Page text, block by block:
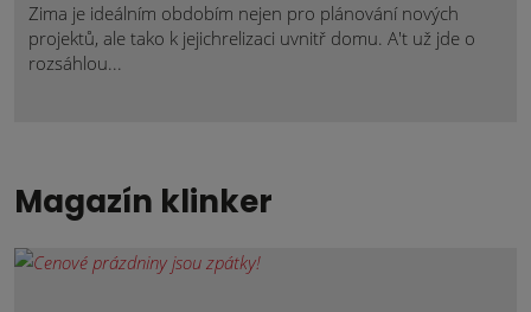
Zima je ideálním obdobím nejen pro plánování nových
projektů, ale tako k jejichrelizaci uvnitř domu. A't už jde o
rozsáhlou...
Magazín klinker